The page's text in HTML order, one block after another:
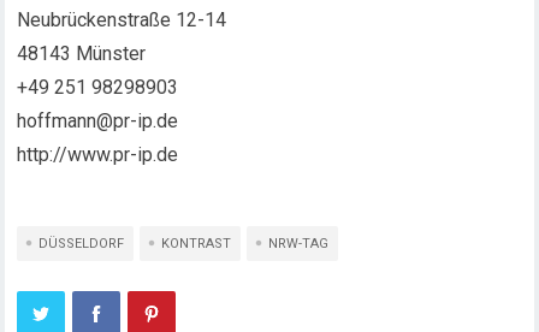
Neubrückenstraße 12-14
48143 Münster
+49 251 98298903
hoffmann@pr-ip.de
http://www.pr-ip.de
DÜSSELDORF KONTRAST NRW-TAG